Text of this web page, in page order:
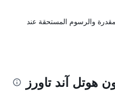
والرسوم المستحقة عند
هوتل آند تاورز